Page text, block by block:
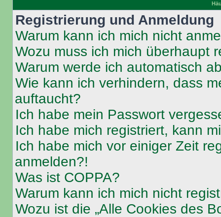
Registrierung und Anmeldung
Warum kann ich mich nicht
Wozu muss ich mich überhaupt
Warum werde ich automatisch
Wie kann ich verhindern, dass
auftaucht?
Ich habe mein Passwort
Ich habe mich registriert, kann
Ich habe mich vor einiger Zeit
anmelden?!
Was ist COPPA?
Warum kann ich mich nicht
Wozu ist die „Alle Cookies des